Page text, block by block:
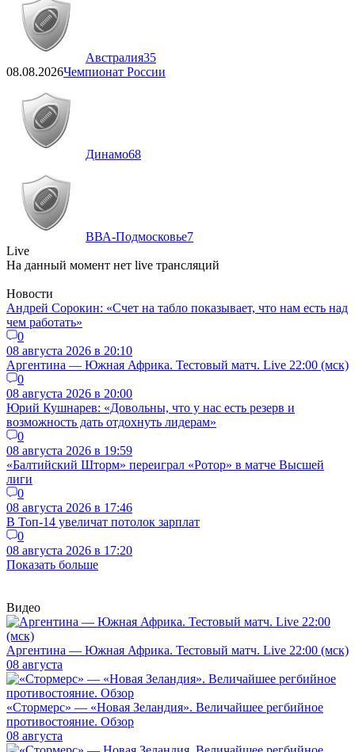
Австралия35
08.08.2026Чемпионат России
Динамо68
ВВА-Подмосковье7
Live
На данный момент нет live трансляций
Новости
Андрей Сорокин: «Счет на табло показывает, что нам есть над
чем работать»
0
08 августа 2026 в 20:10
Аргентина — Южная Африка. Тестовый матч. Live 22:00 (мск)
0
08 августа 2026 в 20:00
Юрий Кушнарев: «Довольны, что у нас есть резерв и
возможность дать отдохнуть лидерам»
0
08 августа 2026 в 19:59
«Балтийский Шторм» переиграл «Ротор» в матче Высшей
лиги
0
08 августа 2026 в 17:46
В Топ-14 увеличат потолок зарплат
0
08 августа 2026 в 17:20
Показать больше
Видео
Аргентина — Южная Африка. Тестовый матч. Live 22:00 (мск)
08 августа
«Стормерс» — «Новая Зеландия». Величайшее регбийное
противостояние. Обзор
08 августа